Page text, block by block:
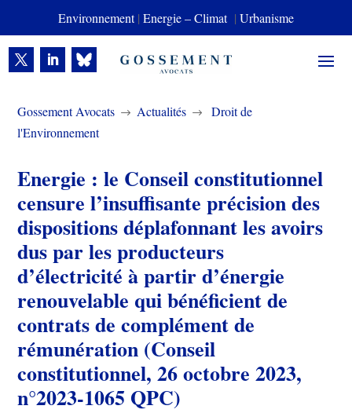
Environnement| Energie – Climat | Urbanisme
Gossement Avocats $ Actualités $
Droit de
l'Environnement
Energie : le Conseil constitutionnel
censure l’insuffisante précision des
dispositions déplafonnant les avoirs
dus par les producteurs
d’électricité à partir d’énergie
renouvelable qui bénéficient de
contrats de complément de
rémunération (Conseil
constitutionnel, 26 octobre 2023,
n°2023-1065 QPC)